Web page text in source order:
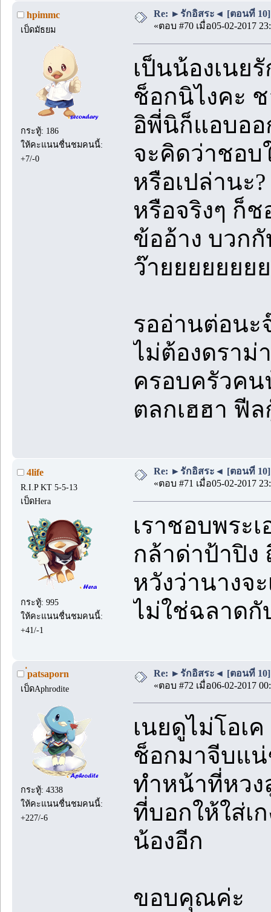
hpimmc
เป็ดมัธยม
กระทู้: 186
ให้คะแนนชื่นชมคนนี้:
+7/-0
Re: ►รักอิสระ◄ [ตอนที่ 10]
«ตอบ #70 เมื่อ05-02-2017
เป็นน้องเนย
ช็อกนิไงคะ
อิพี่นิก็แอบอ
จะคิดว่าชอ
หรือเปล่านะ?
หรือจริงๆ ก็
ข้ออ้าง บวก
ว๊ายยยยยยย
รออ่านต่อนะ
ไม่ต้องดราม่
ครอบครัวค
ตลกเฮฮา ฟี
4life
R.I.P KT 5-5-13
เป็ดHera
กระทู้: 995
ให้คะแนนชื่นชมคนนี้:
+41/-1
Re: ►รักอิสระ◄ [ตอนที่ 10]
«ตอบ #71 เมื่อ05-02-2017
เราชอบพระ
กล้าด่าป้าปิง
หวังว่านางจ
ไม่ใช่ฉลาดกั
่patsaporn
เป็ดAphrodite
กระทู้: 4338
ให้คะแนนชื่นชมคนนี้:
+227/-6
Re: ►รักอิสระ◄ [ตอนที่ 10]
«ตอบ #72 เมื่อ06-02-2017
เนยดูไม่โอเ
ช็อกมาจีบแ
ทำหน้าที่หวง
ที่บอกให้ใส่เ
น้องอีก
ขอบคุณค่ะ